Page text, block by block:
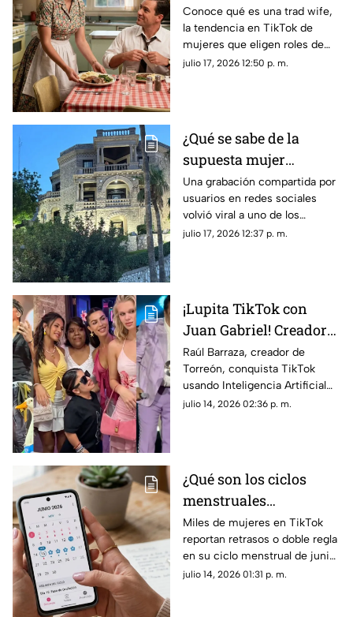
VIRAL de amas de casa
Conoce qué es una trad wife,
la tendencia en TikTok de
mujeres que eligen roles de
género tradicionales y por qué
julio 17, 2026 12:50 p. m.
¿Qué se sabe de la
supuesta mujer
fantasma que se hizo
viral en la Casa del
Cerro de Torreón?
Una grabación compartida por
usuarios en redes sociales
volvió viral a uno de los
inmuebles más
julio 17, 2026 12:37 p. m.
¡Lupita TikTok con
Juan Gabriel! Creador
lagunero es VIRAL en
TikTok con videos
hiperrealistas de IA
Raúl Barraza, creador de
Torreón, conquista TikTok
usando Inteligencia Artificial
para crear videos virales de
julio 14, 2026 02:36 p. m.
¿Qué son los ciclos
menstruales
misteriosos de junio
2026 y por qué son
tendencia?
Miles de mujeres en TikTok
reportan retrasos o doble regla
en su ciclo menstrual de junio
2026. Conoce la explicación
julio 14, 2026 01:31 p. m.